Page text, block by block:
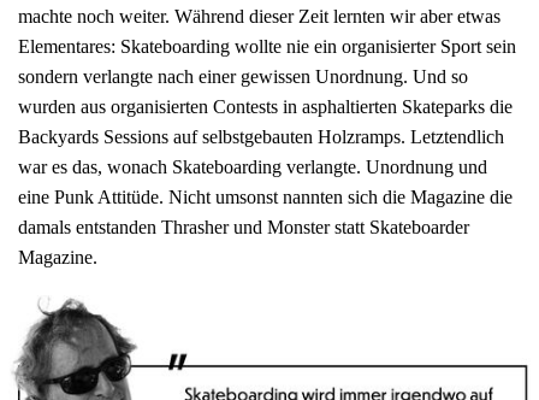
machte noch weiter. Während dieser Zeit lernten wir aber etwas
Elementares: Skateboarding wollte nie ein organisierter Sport sein
sondern verlangte nach einer gewissen Unordnung. Und so
wurden aus organisierten Contests in asphaltierten Skateparks die
Backyards Sessions auf selbstgebauten Holzramps. Letztendlich
war es das, wonach Skateboarding verlangte. Unordnung und
eine Punk Attitüde. Nicht umsonst nannten sich die Magazine die
damals entstanden Thrasher und Monster statt Skateboarder
Magazine.